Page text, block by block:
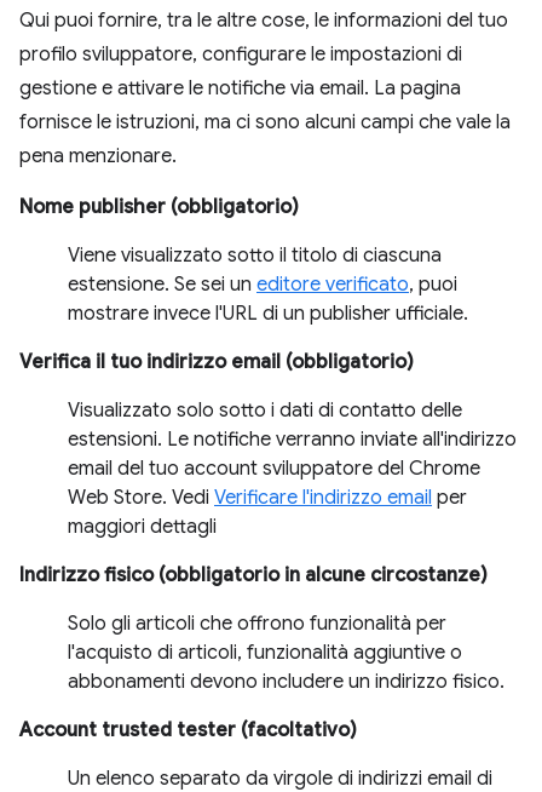
Qui puoi fornire, tra le altre cose, le informazioni del tuo
profilo sviluppatore, configurare le impostazioni di
gestione e attivare le notifiche via email. La pagina
fornisce le istruzioni, ma ci sono alcuni campi che vale la
pena menzionare.
Nome publisher (obbligatorio)
Viene visualizzato sotto il titolo di ciascuna
estensione. Se sei un editore verificato, puoi
mostrare invece l'URL di un publisher ufficiale.
Verifica il tuo indirizzo email (obbligatorio)
Visualizzato solo sotto i dati di contatto delle
estensioni. Le notifiche verranno inviate all'indirizzo
email del tuo account sviluppatore del Chrome
Web Store. Vedi Verificare l'indirizzo email per
maggiori dettagli
Indirizzo fisico (obbligatorio in alcune circostanze)
Solo gli articoli che offrono funzionalità per
l'acquisto di articoli, funzionalità aggiuntive o
abbonamenti devono includere un indirizzo fisico.
Account trusted tester (facoltativo)
Un elenco separato da virgole di indirizzi email di